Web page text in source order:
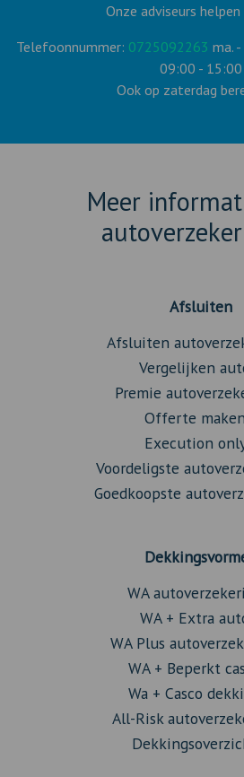
Onze adviseurs helpen
Telefoonnummer: 0725092263 ma.
09:00 - 15:00
Ook op zaterdag
Meer
Afsluiten
Afsluiten
Vergelijken
Premie
Offerte maken
Execution
Voordeligste
Goedkoopste
WA
WA + Extra
WA Plus
WA + Beperkt
Wa + Casco
All-Risk